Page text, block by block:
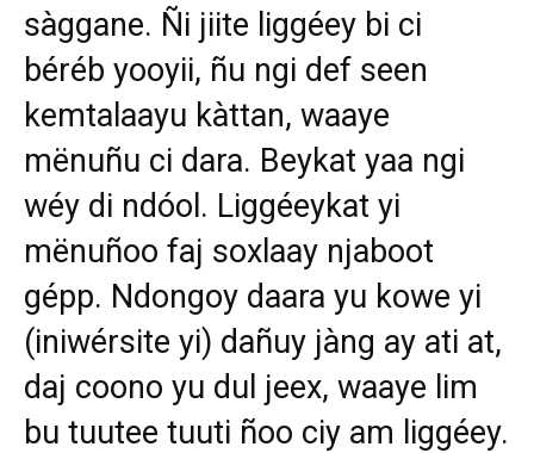
sàggane. Ñi jiite liggéey bi ci
béréb yooyii, ñu ngi def seen
kemtalaayu kàttan, waaye
mënuñu ci dara. Beykat yaa ngi
wéy di ndóol. Liggéeykat yi
mënuñoo faj soxlaay njaboot
gépp. Ndongoy daara yu kowe yi
(iniwérsite yi) dañuy jàng ay ati at,
daj coono yu dul jeex, waaye lim
bu tuutee tuuti ñoo ciy am liggéey.